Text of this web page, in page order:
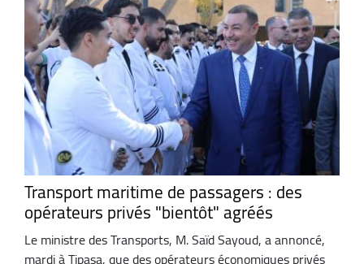
Transport maritime de passagers : des
opérateurs privés "bientôt" agréés
Le ministre des Transports, M. Saïd Sayoud, a annoncé,
mardi à Tipasa, que des opérateurs économiques privés